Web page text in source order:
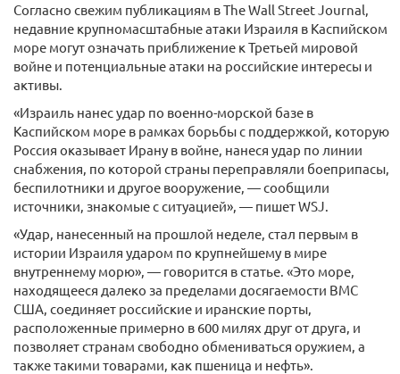
Согласно свежим публикациям в The Wall Street Journal,
недавние крупномасштабные атаки Израиля в Каспийском
море могут означать приближение к Третьей мировой
войне и потенциальные атаки на российские интересы и
активы.
«Израиль нанес удар по военно-морской базе в
Каспийском море в рамках борьбы с поддержкой, которую
Россия оказывает Ирану в войне, нанеся удар по линии
снабжения, по которой страны переправляли боеприпасы,
беспилотники и другое вооружение, — сообщили
источники, знакомые с ситуацией», — пишет WSJ.
«Удар, нанесенный на прошлой неделе, стал первым в
истории Израиля ударом по крупнейшему в мире
внутреннему морю», — говорится в статье. «Это море,
находящееся далеко за пределами досягаемости ВМС
США, соединяет российские и иранские порты,
расположенные примерно в 600 милях друг от друга, и
позволяет странам свободно обмениваться оружием, а
также такими товарами, как пшеница и нефть».